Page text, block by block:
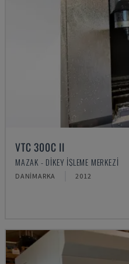
VTC 300C II
MAZAK - DIKEY İŞLEME MERKEZI
DANIMARKA 2012